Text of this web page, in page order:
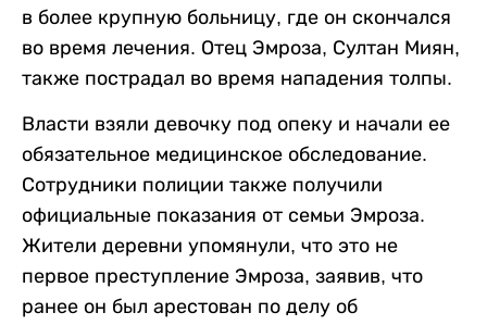
в более крупную больницу, где он скончался
во время лечения. Отец Эмроза, Султан Миян,
также пострадал во время нападения толпы.
Власти взяли девочку под опеку и начали ее
обязательное медицинское обследование.
Сотрудники полиции также получили
официальные показания от семьи Эмроза.
Жители деревни упомянули, что это не
первое преступление Эмроза, заявив, что
ранее он был арестован по делу об